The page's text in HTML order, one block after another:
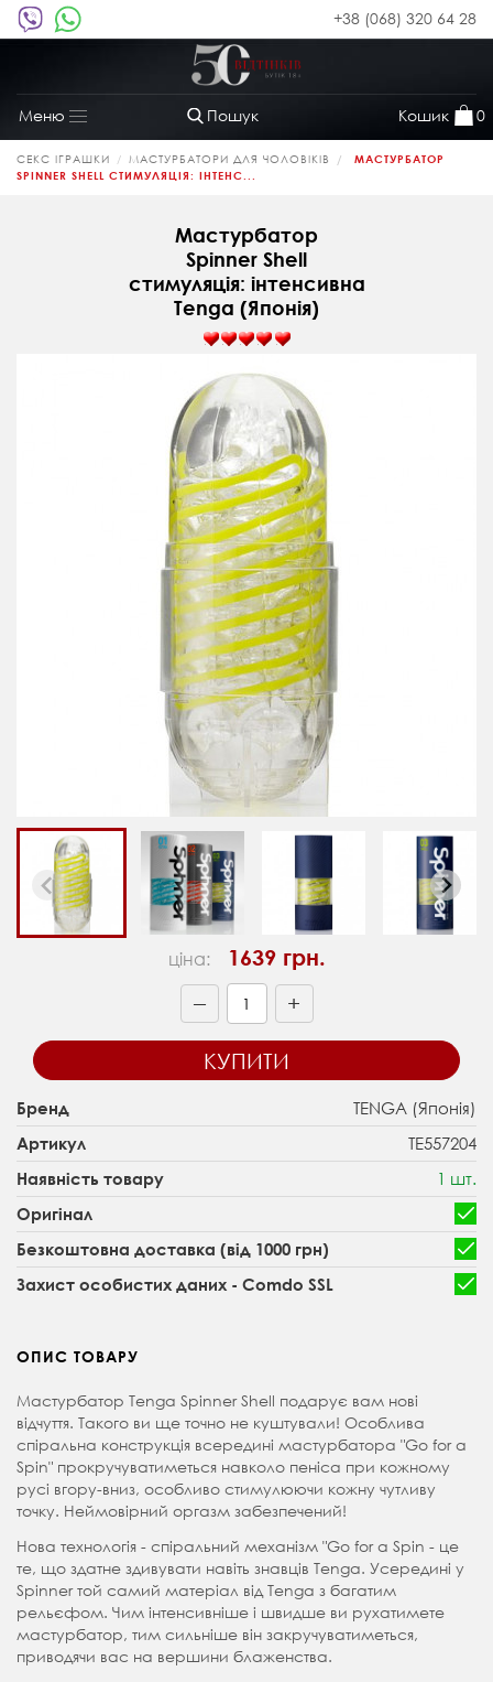
+38 (068) 320 64 28
Пошук Кошик 0
Меню
Toggle
navigation
СЕКС ІГРАШКИ МАСТУРБАТОРИ ДЛЯ ЧОЛОВІКІВ
МАСТУРБАТОР
SPINNER SHELL СТИМУЛЯЦІЯ: ІНТЕНС...
Мастурбатор
Spinner Shell
стимуляція: інтенсивна
Tenga (Японія)
ціна: 1639 грн.
— +
КУПИТИ
Бренд TENGA (Японія)
Артикул TE557204
Наявність товару 1 шт.
Оригінал
Безкоштовна доставка (від 1000 грн)
Захист особистих даних - Comdo SSL
ОПИС ТОВАРУ
Мастурбатор Tenga Spinner Shell подарує вам нові
відчуття. Такого ви ще точно не куштували! Особлива
спіральна конструкція всередині мастурбатора "Go for a
Spin" прокручуватиметься навколо пеніса при кожному
русі вгору-вниз, особливо стимулюючи кожну чутливу
точку. Неймовірний оргазм забезпечений!
Нова технологія - спіральний механізм "Go for a Spin - це
те, що здатне здивувати навіть знавців Tenga. Усередині у
Spinner той самий матеріал від Tenga з багатим
рельєфом. Чим інтенсивніше і швидше ви рухатимете
мастурбатор, тим сильніше він закручуватиметься,
приводячи вас на вершини блаженства.